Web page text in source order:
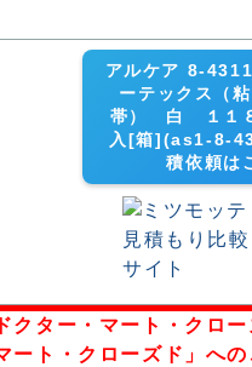
アルケア 8-
ーテックス（
帯） 白 １１
入[箱](as1-8-
積依頼は
ター・マート・クロー
ート・クローズド」へ